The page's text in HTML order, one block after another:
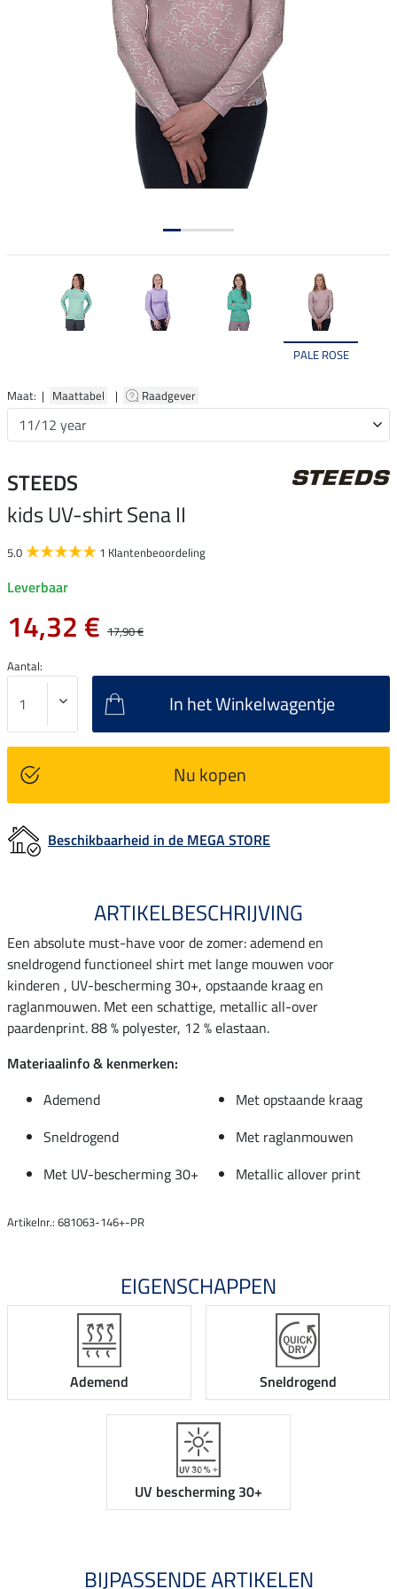
PALE ROSE
Maat: | Maattabel | Raadgever
STEEDS
kids UV-shirt Sena II
5.0 1 Klantenbeoordeling
Leverbaar
14,32 € 17,90 €
Aantal:
In het Winkelwagentje
Nu kopen
Beschikbaarheid in de MEGA STORE
ARTIKELBESCHRIJVING
Een absolute must-have voor de zomer: ademend en
sneldrogend functioneel shirt met lange mouwen voor
kinderen , UV-bescherming 30+, opstaande kraag en
raglanmouwen. Met een schattige, metallic all-over
paardenprint. 88 % polyester, 12 % elastaan.
Materiaalinfo & kenmerken:
Ademend
Met opstaande kraag
Sneldrogend
Met raglanmouwen
Met UV-bescherming 30+
Metallic allover print
Artikelnr.: 681063-146+-PR
EIGENSCHAPPEN
Ademend Sneldrogend
UV bescherming 30+
BIJPASSENDE ARTIKELEN